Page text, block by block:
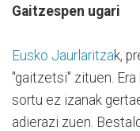
Gaitzespen ugari
Eusko Jaurlaritzak,
"gaitzetsi" zituen.
sortu ez izanak
adierazi zuen.